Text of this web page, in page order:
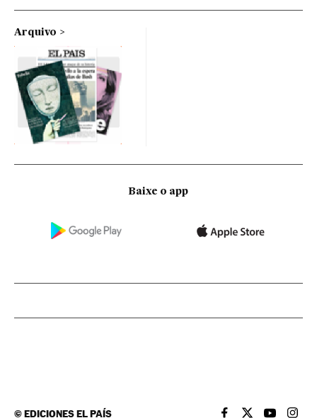
Arquivo
Baixe o app
©EDICIONES EL PAÍS